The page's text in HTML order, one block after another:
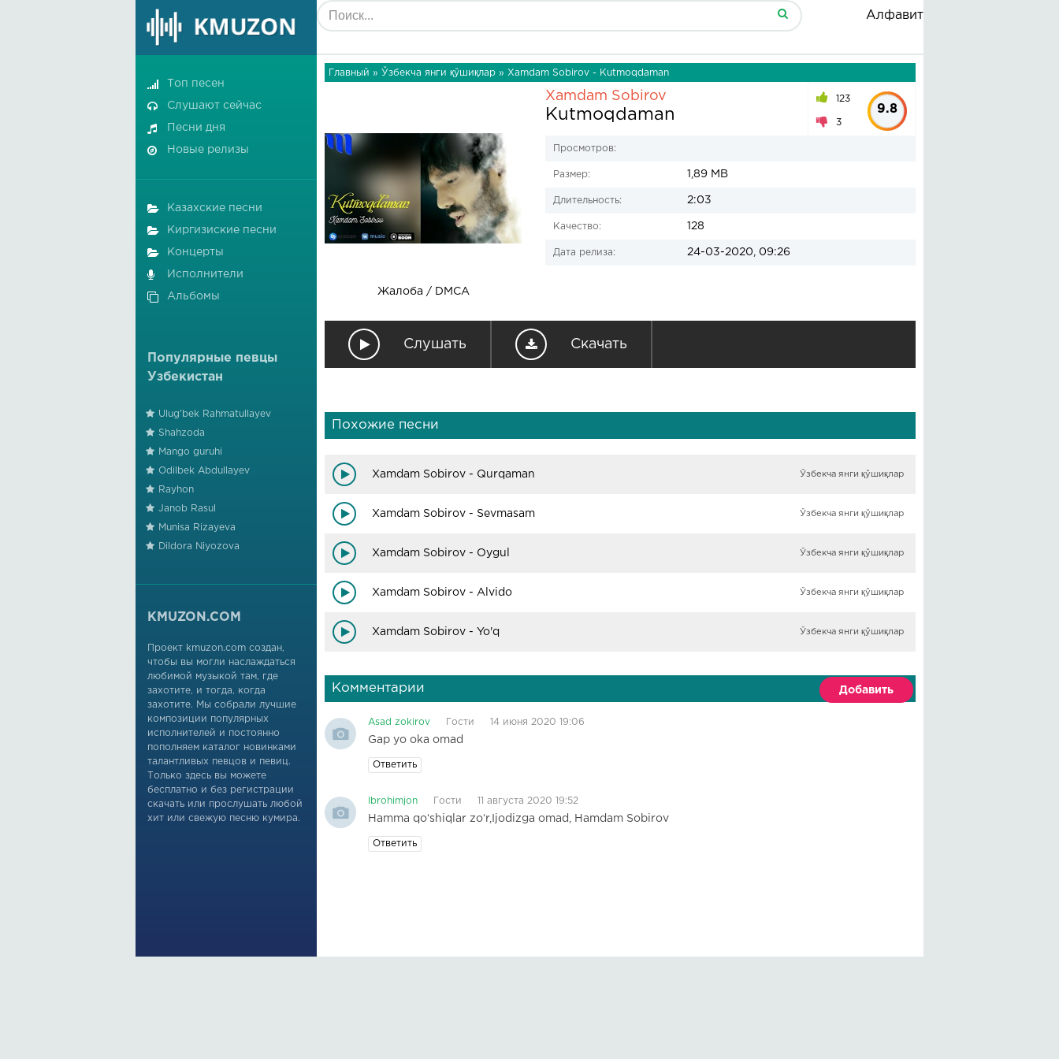
Алфавит
Главный » Ўзбекча янги қўшиқлар » Xamdam Sobirov - Kutmoqdaman
Жалоба / DMCA
Xamdam Sobirov
Kutmoqdaman
123
3
9.8
Просмотров:
Размер: 1,89 MB
Длительность: 2:03
Качество: 128
Дата релиза: 24-03-2020, 09:26
Слушать Скачать
Похожие песни
Xamdam Sobirov - Qurqaman Ўзбекча янги қўшиқлар
Xamdam Sobirov - Sevmasam Ўзбекча янги қўшиқлар
Xamdam Sobirov - Oygul Ўзбекча янги қўшиқлар
Xamdam Sobirov - Alvido Ўзбекча янги қўшиқлар
Xamdam Sobirov - Yo'q Ўзбекча янги қўшиқлар
Комментарии Добавить
Asad zokirov Гости 14 июня 2020 19:06
Gap yo oka omad
Ответить
Ibrohimjon Гости 11 августа 2020 19:52
Hamma qoʻshiqlar zoʻr,Ijodizga omad, Hamdam Sobirov
Ответить
Топ песен
Слушают сейчас
Песни дня
Новые релизы
Казахские песни
Киргизиские песни
Концерты
Исполнители
Альбомы
Популярные певцы
Узбекистан
Ulug'bek Rahmatullayev
Shahzoda
Mango guruhi
Odilbek Abdullayev
Rayhon
Janob Rasul
Munisa Rizayeva
Dildora Niyozova
KMUZON.COM
Проект kmuzon.com создан,
чтобы вы могли наслаждаться
любимой музыкой там, где
захотите, и тогда, когда
захотите. Мы собрали лучшие
композиции популярных
исполнителей и постоянно
пополняем каталог новинками
талантливых певцов и певиц.
Только здесь вы можете
бесплатно и без регистрации
скачать или прослушать любой
хит или свежую песню кумира.